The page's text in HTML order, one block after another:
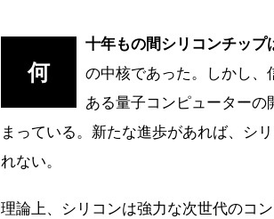
何
十年もの間シリコンチッ
の中核であった。しかし
ある量子コンピューターの
まっている。新たな進歩があれば、シ
れない。
理論上、シリコンは強力な次世代のコ